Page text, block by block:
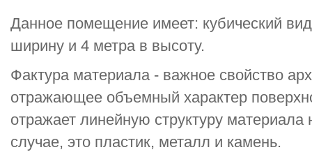
Данное помещение имеет: кубический
ширину и 4 метра в высоту.
Фактура материала - важное свойство
отражающее объемный характер
отражает линейную структуру
случае, это пластик, металл и камень.